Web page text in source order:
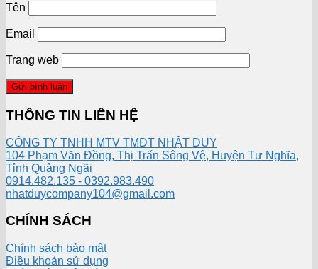
Tên
Email
Trang web
THÔNG TIN LIÊN HỆ
CÔNG TY TNHH MTV TMĐT NHẬT DUY
104 Phạm Văn Đồng, Thị Trấn Sông Vệ, Huyện Tư Nghĩa,
Tỉnh Quảng Ngãi
0914.482.135 - 0392.983.490
nhatduycompany104@gmail.com
CHÍNH SÁCH
Chính sách bảo mật
Điều khoản sử dụng